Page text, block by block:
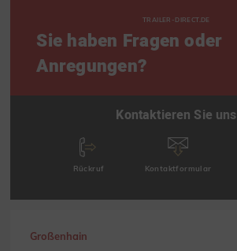
TRAILER-DIRECT.DE
Sie haben Fragen oder
Anregungen?
Kontaktieren Sie uns
Rückruf Kontaktformular
Großenhain